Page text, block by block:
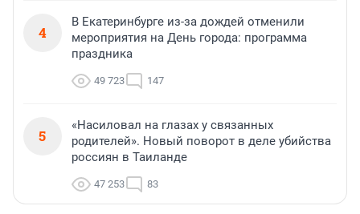
4
В Екатеринбурге из-за дождей отменили
мероприятия на День города: программа
праздника
49 723 147
5
«Насиловал на глазах у связанных
родителей». Новый поворот в деле убийства
россиян в Таиланде
47 253 83